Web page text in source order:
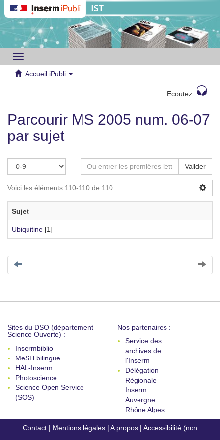
Toggle
navigation
Accueil iPubli
Ecoutez
Parcourir MS 2005 num. 06-07
par sujet
Valider
Voici les éléments 110-110 de 110
Sujet
Ubiquitine [1]
Sites du DSO (département
Science Ouverte) :
Insermbiblio
MeSH bilingue
HAL-Inserm
Photoscience
Science Open Service
(SOS)
Nos partenaires :
Service des
archives de
l'Inserm
Délégation
Régionale
Inserm
Auvergne
Rhône Alpes
Contact | Mentions légales | A propos | Accessibilité (non